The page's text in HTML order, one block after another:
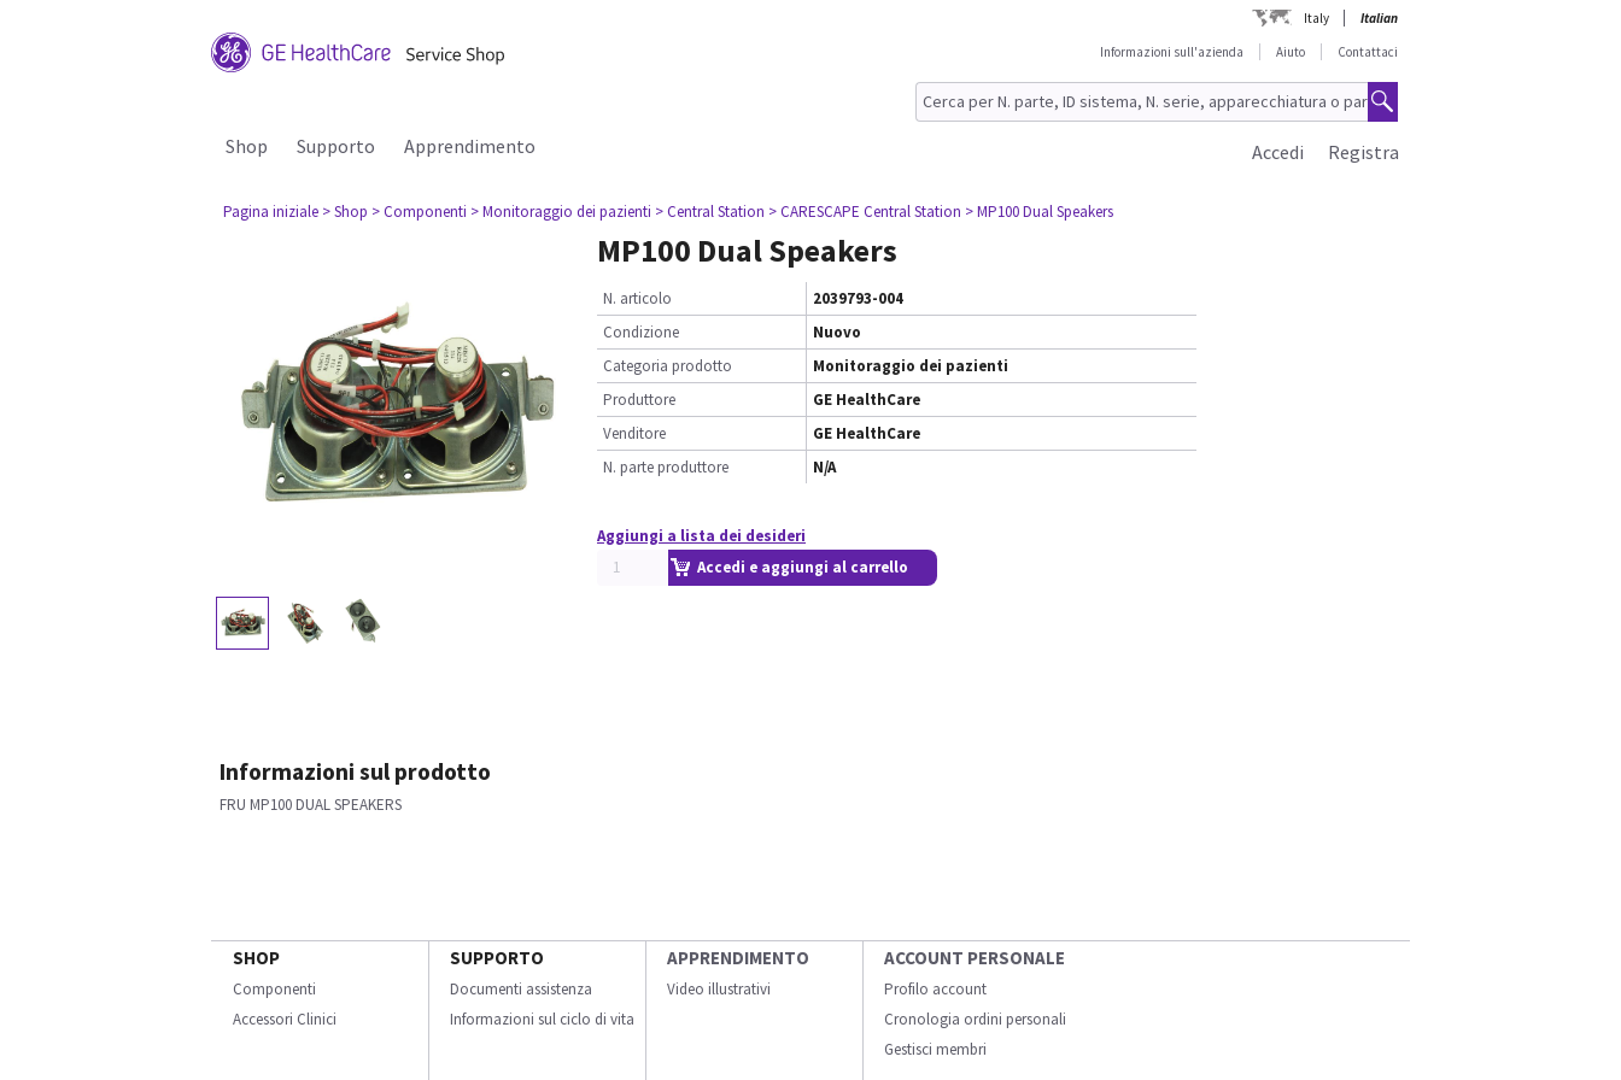
Italy
Italian
Informazioni sull'azienda
Aiuto Contattaci
Shop Supporto Apprendimento Registra
Accedi
Pagina iniziale > Shop > Componenti > Monitoraggio dei pazienti > Central Station > CARESCAPE Central Station > MP100 Dual Speakers
MP100 Dual Speakers
N. articolo
2039793-004
Condizione
Nuovo
Categoria prodotto
Monitoraggio dei pazienti
Produttore
GE HealthCare
Venditore
GE HealthCare
N. parte produttore
N/A
Aggiungi a lista dei desideri
Accedi e aggiungi al carrello
Informazioni sul prodotto
FRU MP100 DUAL SPEAKERS
SHOP
Componenti
Accessori Clinici
SUPPORTO
Documenti assistenza
Informazioni sul ciclo di vita
APPRENDIMENTO
Video illustrativi
ACCOUNT PERSONALE
Profilo account
Cronologia ordini personali
Gestisci membri